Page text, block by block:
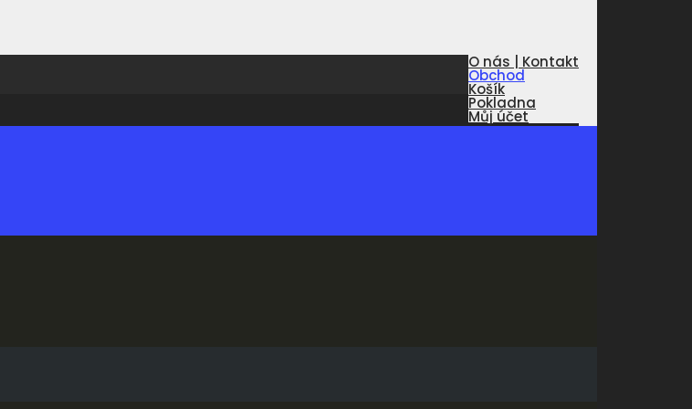
O nás | Kontakt
Obchod
Košík
Pokladna
Můj účet